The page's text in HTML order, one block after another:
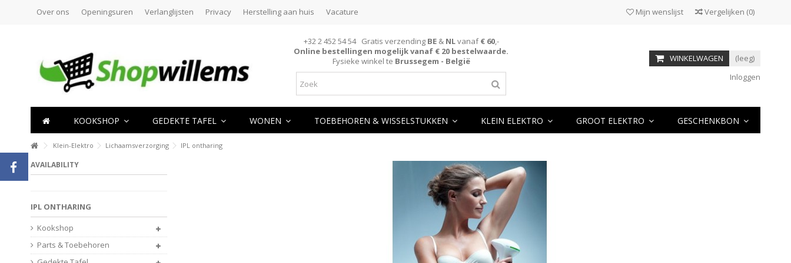
Over ons Openingsuren Verlanglijsten Privacy Herstelling aan huis Vacature Vergelijken (0)
Mijn wenslijst
+32 2 452 54 54 Gratis verzending BE& NLvanaf€ 60,-
Online bestellingen mogelijk vanaf € 20 bestelwaarde.
Fysieke winkel te Brussegem - België WINKELWAGEN
(leeg)
Inloggen
KOOKSHOP GEDEKTE TAFEL WONEN TOEBEHOREN & WISSELSTUKKEN KLEIN ELEKTRO GROOT ELEKTRO GESCHENKBON
Klein-Elektro Lichaamsverzorging IPL ontharing
AVAILABILITY
IPL ONTHARING
Kookshop
Parts & Toebehoren